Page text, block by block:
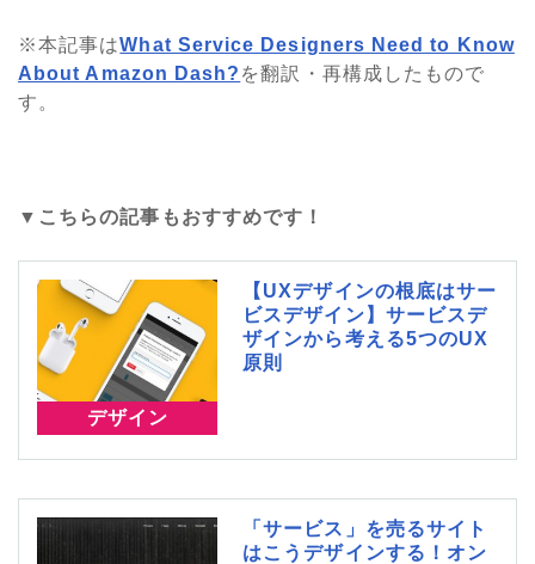
※本記事はWhat Service Designers Need to Know
About Amazon Dash? を翻訳・再構成したもので
す。
▼こちらの記事もおすすめです！
デザイン
【UXデザインの根底はサー
ビスデザイン】サービスデ
ザインから考える5つのUX
原則
「サービス」を売るサイト
はこうデザインする！オン